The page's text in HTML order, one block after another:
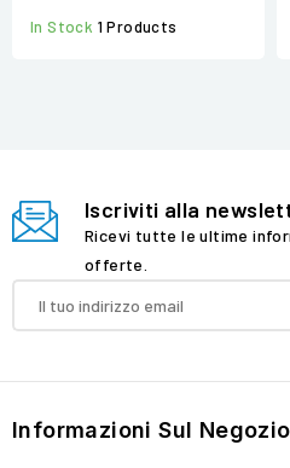
In Stock 1 Products
Iscriviti alla
Ricevi tutte le ultime
offerte.
Informazioni Sul Negozio